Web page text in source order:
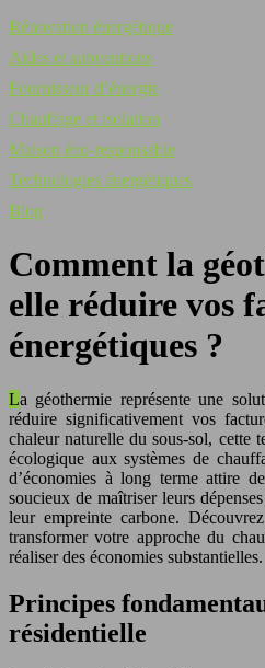
Rénovation énergétique
Aides et subventions
Fournisseur d’énergie
Chauffage et isolation
Maison éco-responsable
Technologies énergétiques
Blog
Comment la
elle réduire vos
énergétiques ?
La géothermie représente une solution innovante et durable pour
réduire significativement vos
chaleur naturelle du sous-sol, cette
écologique aux systèmes de
d’économies à long terme attire
soucieux de maîtriser leurs
leur empreinte carbone.
transformer votre approche du
réaliser des économies substantielles.
Principes
résidentielle